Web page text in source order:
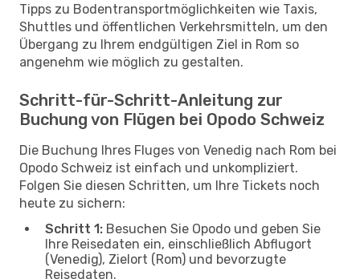
Tipps zu Bodentransportmöglichkeiten wie Taxis,
Shuttles und öffentlichen Verkehrsmitteln, um den
Übergang zu Ihrem endgültigen Ziel in Rom so
angenehm wie möglich zu gestalten.
Schritt-für-Schritt-Anleitung zur
Buchung von Flügen bei Opodo Schweiz
Die Buchung Ihres Fluges von Venedig nach Rom bei
Opodo Schweiz ist einfach und unkompliziert.
Folgen Sie diesen Schritten, um Ihre Tickets noch
heute zu sichern:
Schritt 1: Besuchen Sie Opodo und geben Sie
Ihre Reisedaten ein, einschließlich Abflugort
(Venedig), Zielort (Rom) und bevorzugte
Reisedaten.